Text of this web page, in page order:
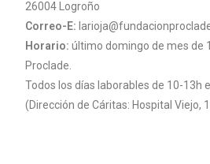
26004 Logroño
Correo-E:
Horario: último domingo de mes de
Proclade.
Todos los días laborables de 10-13h
(Dirección de Cáritas: Hospital Viejo,